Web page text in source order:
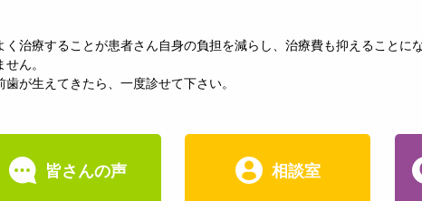
治療することが患者さん自身の負担を減らし、治療費も抑えることに
ん。
が生えてきたら、一度診せて下さい。
皆さんの声 相談室